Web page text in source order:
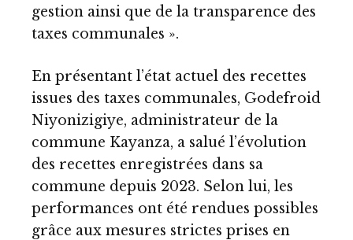
gestion ainsi que de la transparence des
taxes communales ».
En présentant l’état actuel des recettes
issues des taxes communales, Godefroid
Niyonizigiye, administrateur de la
commune Kayanza, a salué l’évolution
des recettes enregistrées dans sa
commune depuis 2023. Selon lui, les
performances ont été rendues possibles
grâce aux mesures strictes prises en